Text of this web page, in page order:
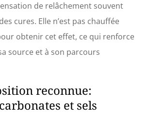
de relâchement souvent
cures. Elle n’est pas chauffée
obtenir cet effet, ce qui renforce
source et à son parcours
reconnue:
et sels